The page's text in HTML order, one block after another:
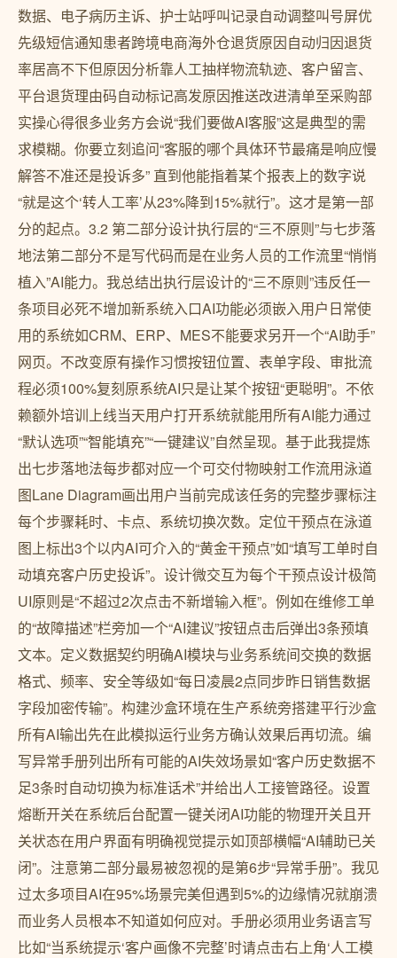
数据、电子病历主诉、护士站呼叫记录自动调整叫号屏优
先级短信通知患者跨境电商海外仓退货原因自动归因退货
率居高不下但原因分析靠人工抽样物流轨迹、客户留言、
平台退货理由码自动标记高发原因推送改进清单至采购部
实操心得很多业务方会说“我们要做AI客服”这是典型的需
求模糊。你要立刻追问“客服的哪个具体环节最痛是响应慢
解答不准还是投诉多” 直到他能指着某个报表上的数字说
“就是这个‘转人工率’从23%降到15%就行”。这才是第一部
分的起点。3.2 第二部分设计执行层的“三不原则”与七步落
地法第二部分不是写代码而是在业务人员的工作流里“悄悄
植入”AI能力。我总结出执行层设计的“三不原则”违反任一
条项目必死不增加新系统入口AI功能必须嵌入用户日常使
用的系统如CRM、ERP、MES不能要求另开一个“AI助手”
网页。不改变原有操作习惯按钮位置、表单字段、审批流
程必须100%复刻原系统AI只是让某个按钮“更聪明”。不依
赖额外培训上线当天用户打开系统就能用所有AI能力通过
“默认选项”“智能填充”“一键建议”自然呈现。基于此我提炼
出七步落地法每步都对应一个可交付物映射工作流用泳道
图Lane Diagram画出用户当前完成该任务的完整步骤标注
每个步骤耗时、卡点、系统切换次数。定位干预点在泳道
图上标出3个以内AI可介入的“黄金干预点”如“填写工单时自
动填充客户历史投诉”。设计微交互为每个干预点设计极简
UI原则是“不超过2次点击不新增输入框”。例如在维修工单
的“故障描述”栏旁加一个“AI建议”按钮点击后弹出3条预填
文本。定义数据契约明确AI模块与业务系统间交换的数据
格式、频率、安全等级如“每日凌晨2点同步昨日销售数据
字段加密传输”。构建沙盒环境在生产系统旁搭建平行沙盒
所有AI输出先在此模拟运行业务方确认效果后再切流。编
写异常手册列出所有可能的AI失效场景如“客户历史数据不
足3条时自动切换为标准话术”并给出人工接管路径。设置
熔断开关在系统后台配置一键关闭AI功能的物理开关且开
关状态在用户界面有明确视觉提示如顶部横幅“AI辅助已关
闭”。注意第二部分最易被忽视的是第6步“异常手册”。我见
过太多项目AI在95%场景完美但遇到5%的边缘情况就崩溃
而业务人员根本不知道如何应对。手册必须用业务语言写
比如“当系统提示‘客户画像不完整’时请点击右上角‘人工模